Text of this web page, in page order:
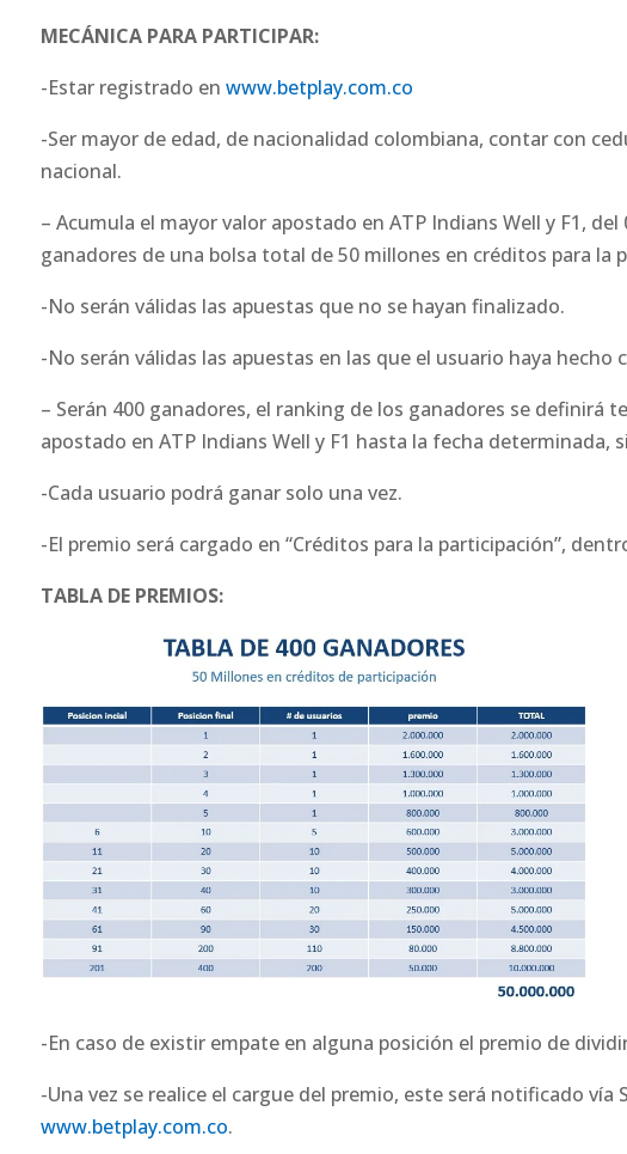
MECÁNICA PARA PARTICIPAR:
-Estar registrado en www.betplay.com.co
-Ser mayor de edad, de nacionalidad colombiana, contar con
nacional.
– Acumula el mayor valor apostado en ATP Indians Well y F1,
ganadores de una bolsa total de 50 millones en créditos para
-No serán válidas las apuestas que no se hayan finalizado.
-No serán válidas las apuestas en las que el usuario haya hecho
– Serán 400 ganadores, el ranking de los ganadores se definirá
apostado en ATP Indians Well y F1 hasta la fecha determinada,
-Cada usuario podrá ganar solo una vez.
-El premio será cargado en “Créditos para la participación”,
TABLA DE PREMIOS:
-En caso de existir empate en alguna posición el premio de
-Una vez se realice el cargue del premio, este será notificado
www.betplay.com.co.